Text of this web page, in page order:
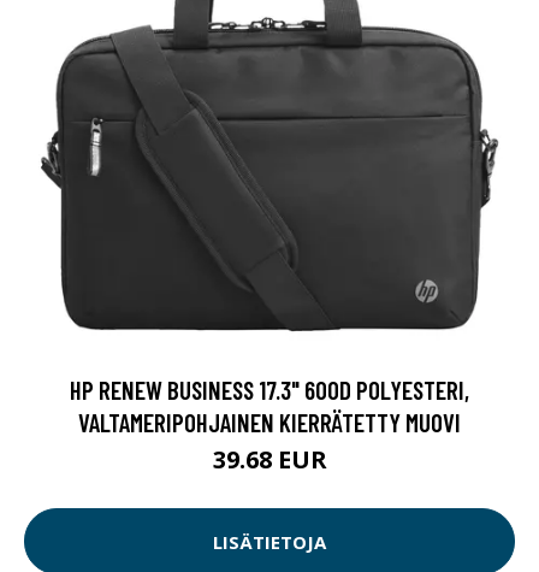
HP RENEW BUSINESS 17.3" 600D POLYESTERI,
VALTAMERIPOHJAINEN KIERRÄTETTY MUOVI
39.68 EUR
LISÄTIETOJA